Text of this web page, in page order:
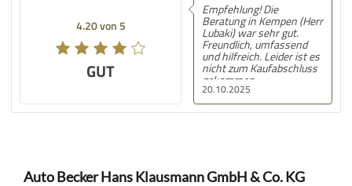
4.20 von 5
GUT
20.10.2025
Empfehlung! Die
Beratung in Kempen (Herr
Lubaki) war sehr gut.
Freundlich, umfassend
und hilfreich. Leider ist es
nicht zum Kaufabschluss
gekommen.
Auto Becker Hans Klausmann GmbH & Co. KG